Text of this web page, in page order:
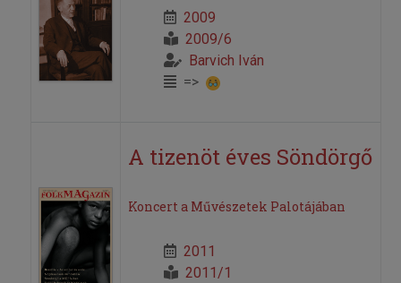
2009
2009/6
Barvich Iván
=>
A tizenöt éves Söndörgő
Koncert a Művészetek Palotájában
2011
2011/1